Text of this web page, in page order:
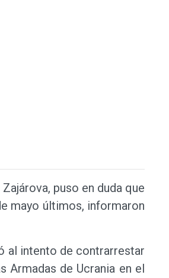
puso en duda que
mayo últimos, informaron
al intento de contrarrestar
Armadas de Ucrania en el